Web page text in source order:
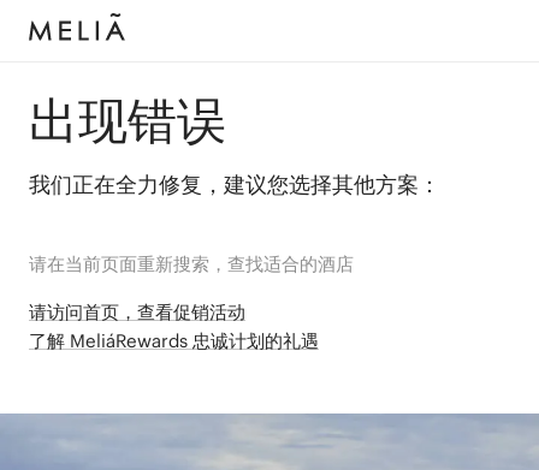
出现错误
我们正在全力修复，建议您选择其他方案：
请在当前页面重新搜索，查找适合的酒店
请访问首页，查看促销活动
了解 MeliáRewards 忠诚计划的礼遇